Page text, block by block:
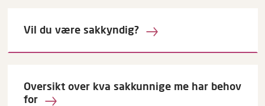
Vil du være sakkyndig?
Oversikt over kva sakkunnige me har behov
for